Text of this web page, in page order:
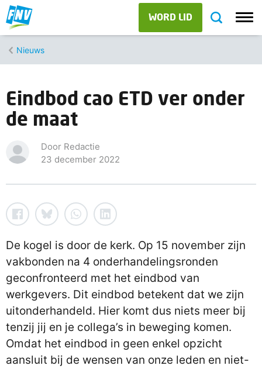
WORD LID
Nieuws
Eindbod cao ETD ver onder
de maat
Door Redactie
23 december 2022
De kogel is door de kerk. Op 15 november zijn
vakbonden na 4 onderhandelingsronden
geconfronteerd met het eindbod van
werkgevers. Dit eindbod betekent dat we zijn
uitonderhandeld. Hier komt dus niets meer bij
tenzij jij en je collega’s in beweging komen.
Omdat het eindbod in geen enkel opzicht
aansluit bij de wensen van onze leden en niet-